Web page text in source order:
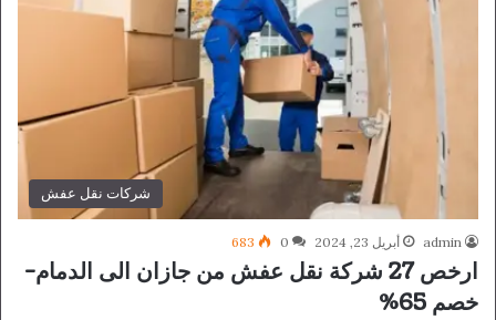
شركات نقل عفش
admin أبريل 23, 2024 0
683
ارخص 27 شركة نقل عفش من جازان الى الدمام-
خصم 65%